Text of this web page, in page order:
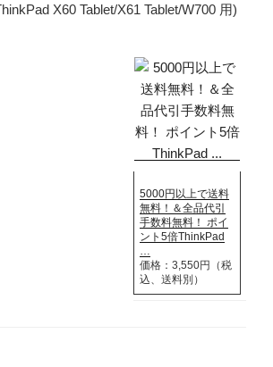
X60 Tablet/X61 Tablet/W700 用)
5000円以上で送料
無料！＆全品代引
手数料無料！ ポイ
ント5倍ThinkPad
価格：3,550円（税
込、送料別）